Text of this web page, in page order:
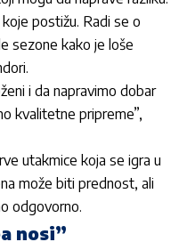
postižu. Radi se o
sezone kako je loše
i da napravimo dobar
kvalitetne pripreme”,
utakmice koja se igra u
može biti prednost, ali
odgovorno.
nosi”